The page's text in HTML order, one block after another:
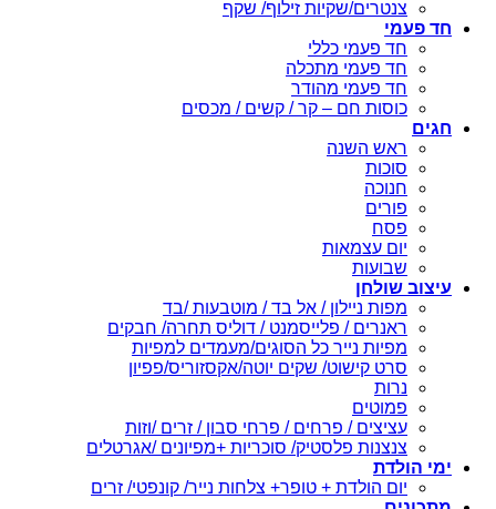
צנטרים/שקיות זילוף/ שקף
חד פעמי
חד פעמי כללי
חד פעמי מתכלה
חד פעמי מהודר
כוסות חם – קר / קשים / מכסים
חגים
ראש השנה
סוכות
חנוכה
פורים
פסח
יום עצמאות
שבועות
עיצוב שולחן
מפות ניילון / אל בד / מוטבעות /בד
ראנרים / פלייסמנט / דוליס תחרה/ חבקים
מפיות נייר כל הסוגים/מעמדים למפיות
סרט קישוט/ שקים יוטה/אקסזוריס/פפיון
נרות
פמוטים
עציצים / פרחים / פרחי סבון / זרים /וזות
צנצנות פלסטיק/ סוכריות +מפיונים /אגרטלים
ימי הולדת
יום הולדת + טופר+ צלחות נייר/ קונפטי/ זרים